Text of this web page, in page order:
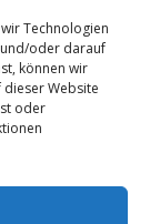
Technologien
oder darauf
können wir
Website
oder